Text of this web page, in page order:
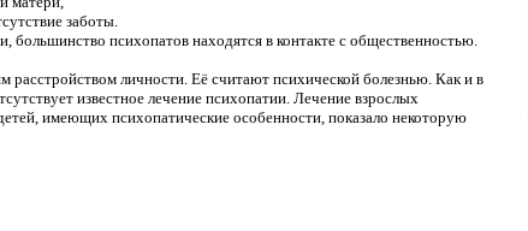
заботы.
большинство психопатов находятся в контакте с общественностью.
расстройством личности. Её считают психической болезнью. Как и в
известное лечение психопатии. Лечение взрослых
имеющих психопатические особенности, показало некоторую